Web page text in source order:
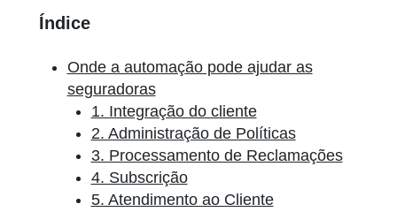
Índice
Onde a automação pode ajudar as
seguradoras
1. Integração do cliente
2. Administração de Políticas
3. Processamento de Reclamações
4. Subscrição
5. Atendimento ao Cliente